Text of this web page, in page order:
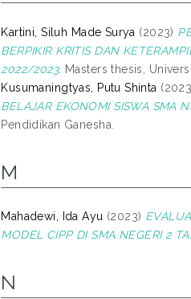
Kartini, Siluh Made Surya (2023)
BERPIKIR KRITIS DAN
2022/2023. Masters thesis,
Kusumaningtyas, Putu Shinta
BELAJAR EKONOMI SISWA SMA
Pendidikan Ganesha.
M
Mahadewi, Ida Ayu (2023)
MODEL CIPP DI SMA NEGERI 2
N